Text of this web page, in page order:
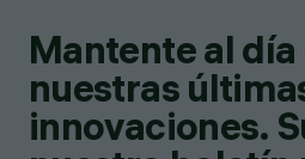
Mantente al día
nuestras
innovaciones.